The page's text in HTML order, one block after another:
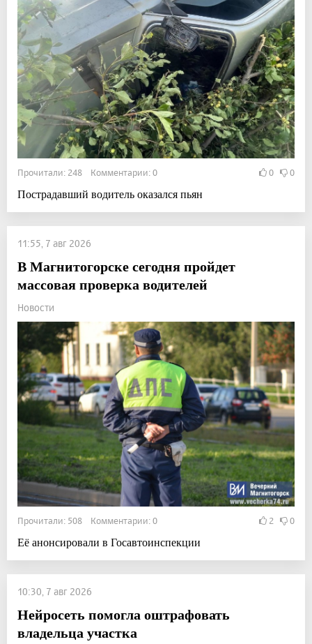
Прочитали: 248 Комментарии: 0 0 0
Пострадавший водитель оказался пьян
11:55, 7 авг 2026
В Магнитогорске сегодня пройдет
массовая проверка водителей
Новости
Прочитали: 508 Комментарии: 0 2 0
Её анонсировали в Госавтоинспекции
10:30, 7 авг 2026
Нейросеть помогла оштрафовать
владельца участка